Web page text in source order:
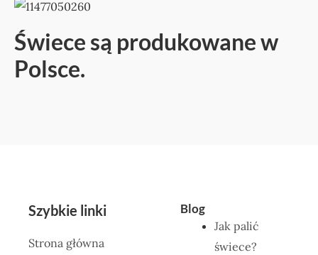
Świece są produkowane w
Polsce.
Szybkie linki
Strona główna
Blog
Jak palić
świece?